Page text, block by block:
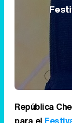
República